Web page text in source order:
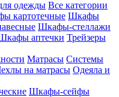
одежды Все категории
картотечные Шкафы
Шкафы-стеллажи
аптечки Трейзеры
Матрасы Системы
на матрасы Одеяла и
Шкафы-сейфы